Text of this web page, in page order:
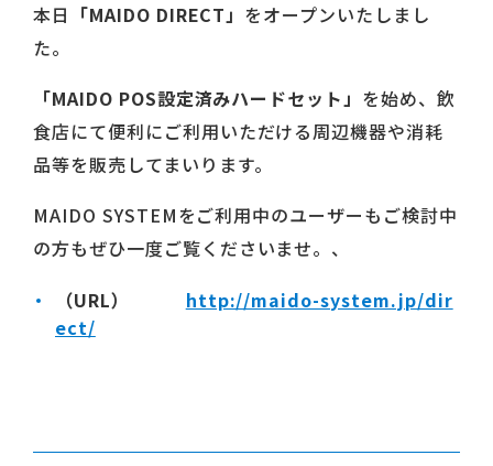
本日 「MAIDO DIRECT」 をオープンいたしまし
た。
「MAIDO POS設定済みハードセット」 を始め、飲
食店にて便利にご利用いただける周辺機器や消耗
品等を販売してまいります。
MAIDO SYSTEMをご利用中のユーザーもご検討中
の方もぜひ一度ご覧くださいませ。、
（URL） http://maido-system.jp/dir
ect/